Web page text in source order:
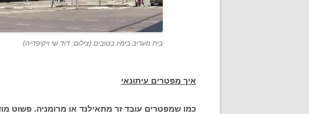
בית מעריב בימיו בטובים (צילום: דוד שי ויקיפדיה)
איך מפטרים עיתונאי
כמו שמפטרים עובד זר מתאילנד או מרומניה. פשוט